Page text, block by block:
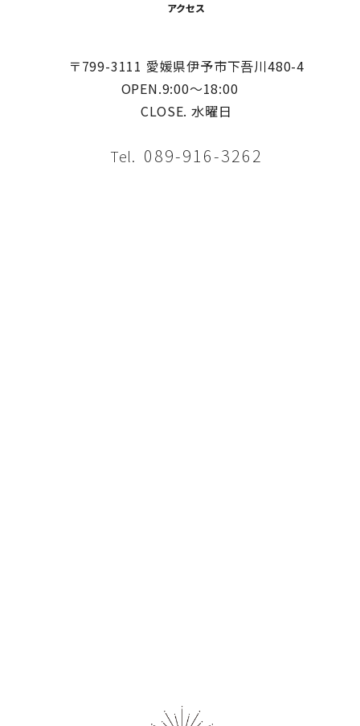
アクセス
〒799-3111 愛媛県伊予市下吾川480-4
OPEN.9:00〜18:00
CLOSE. 水曜日
Tel. 089-916-3262